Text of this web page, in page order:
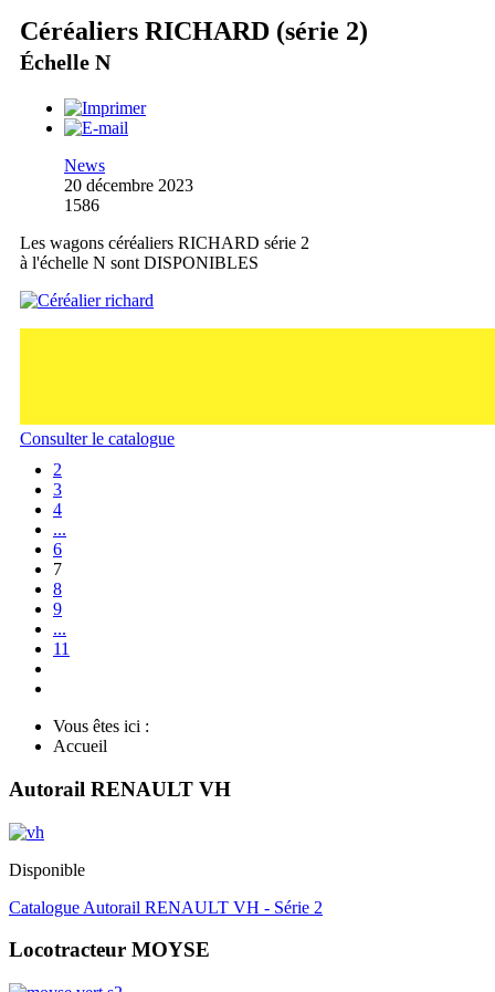
Céréaliers RICHARD (série 2)
Échelle N
News
20 décembre 2023
1586
Les wagons céréaliers RICHARD série 2
à l'échelle N sont DISPONIBLES
Consulter le catalogue
2
3
4
...
6
7
8
9
...
11
Vous êtes ici :
Accueil
Autorail RENAULT VH
Disponible
Catalogue Autorail RENAULT VH - Série 2
Locotracteur MOYSE